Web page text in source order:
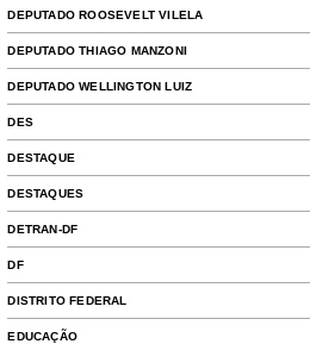
DEPUTADO ROOSEVELT VILELA
DEPUTADO THIAGO MANZONI
DEPUTADO WELLINGTON LUIZ
DES
DESTAQUE
DESTAQUES
DETRAN-DF
DF
DISTRITO FEDERAL
EDUCAÇÃO